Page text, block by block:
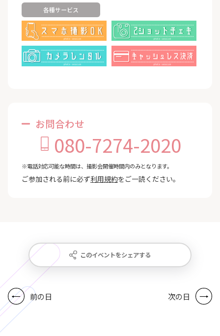
各種サービス
お問合わせ
080-7274-2020
※電話対応可能な時間は、撮影会開催時間内のみとなります。
ご参加される前に必ず利用規約をご一読ください。
このイベントをシェアする
前の日 次の日